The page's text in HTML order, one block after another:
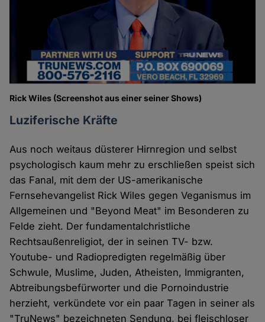
Rick Wiles (Screenshot aus einer seiner Shows)
Luziferische Kräfte
Aus noch weitaus düsterer Hirnregion und selbst
psychologisch kaum mehr zu erschließen speist sich
das Fanal, mit dem der US-amerikanische
Fernsehevangelist Rick Wiles gegen Veganismus im
Allgemeinen und "Beyond Meat" im Besonderen zu
Felde zieht. Der fundamentalchristliche
Rechtsaußenreligiot, der in seinen TV- bzw.
Youtube- und Radiopredigten regelmäßig über
Schwule, Muslime, Juden, Atheisten, Immigranten,
Abtreibungsbefürworter und die Pornoindustrie
herzieht, verkündete vor ein paar Tagen in seiner als
"TruNews" bezeichneten Sendung, bei fleischloser